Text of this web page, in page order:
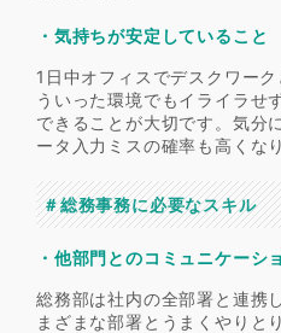
・気持ちが安定していること
1日中オフィスでデスクワー
ういった環境でもイライラせ
できることが大切です。気分
ータ入力ミスの確率も高くな
＃総務事務に必要なスキル
・他部門とのコミュニケーシ
総務部は社内の全部署と連携
まざまな部署とうまくやりと